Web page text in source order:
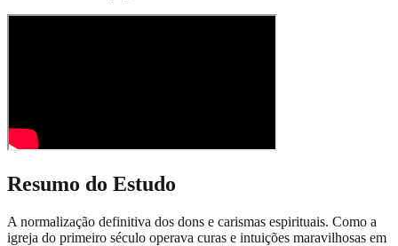
Resumo do Estudo
A normalização definitiva dos dons e carismas espirituais. Como a
igreja do primeiro século operava curas e intuições maravilhosas em